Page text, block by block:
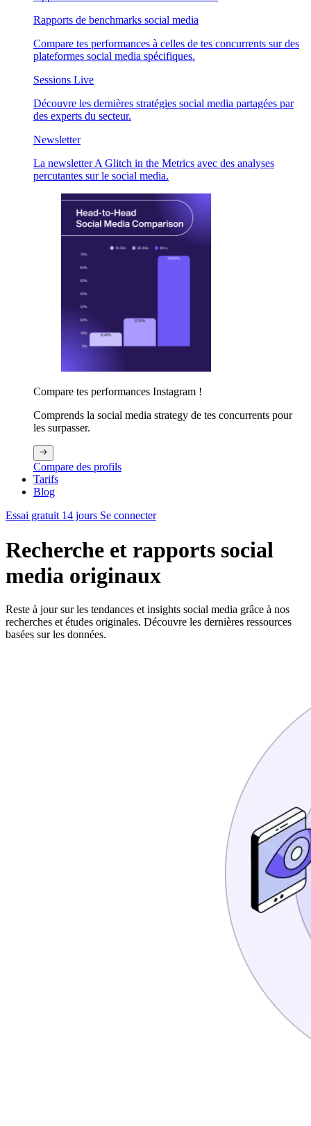
Rapports de benchmarks social media
Compare tes performances à celles de tes concurrents sur des
plateformes social media spécifiques.
Sessions Live
Découvre les dernières stratégies social media partagées par
des experts du secteur.
Newsletter
La newsletter A Glitch in the Metrics avec des analyses
percutantes sur le social media.
Compare tes performances Instagram !
Comprends la social media strategy de tes concurrents pour
les surpasser.
Compare des profils
Tarifs
Blog
Essai gratuit 14 jours Se connecter
Recherche et rapports social
media originaux
Reste à jour sur les tendances et insights social media grâce à nos
recherches et études originales. Découvre les dernières ressources
basées sur les données.